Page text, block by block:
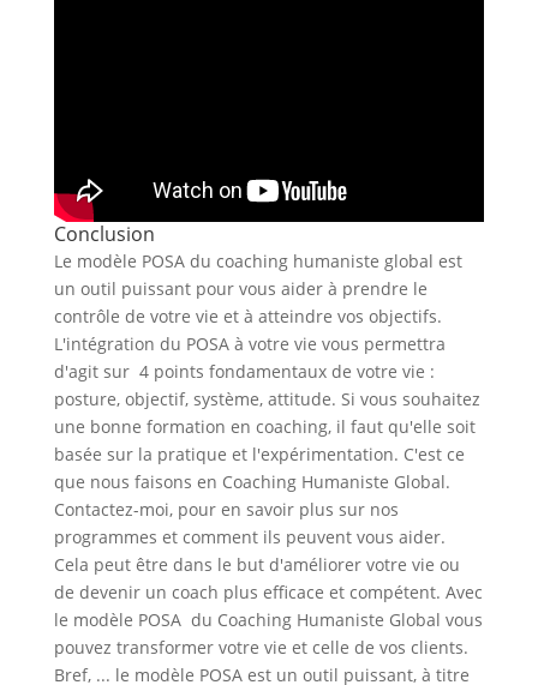
Conclusion
Le modèle POSA du coaching humaniste global est
un outil puissant pour vous aider à prendre le
contrôle de votre vie et à atteindre vos objectifs.
L'intégration du POSA à votre vie vous permettra
d'agit sur 4 points fondamentaux de votre vie :
posture, objectif, système, attitude. Si vous souhaitez
une bonne formation en coaching, il faut qu'elle soit
basée sur la pratique et l'expérimentation. C'est ce
que nous faisons en Coaching Humaniste Global.
Contactez-moi, pour en savoir plus sur nos
programmes et comment ils peuvent vous aider.
Cela peut être dans le but d'améliorer votre vie ou
de devenir un coach plus efficace et compétent. Avec
le modèle POSA du Coaching Humaniste Global vous
pouvez transformer votre vie et celle de vos clients.
Bref, ... le modèle POSA est un outil puissant, à titre